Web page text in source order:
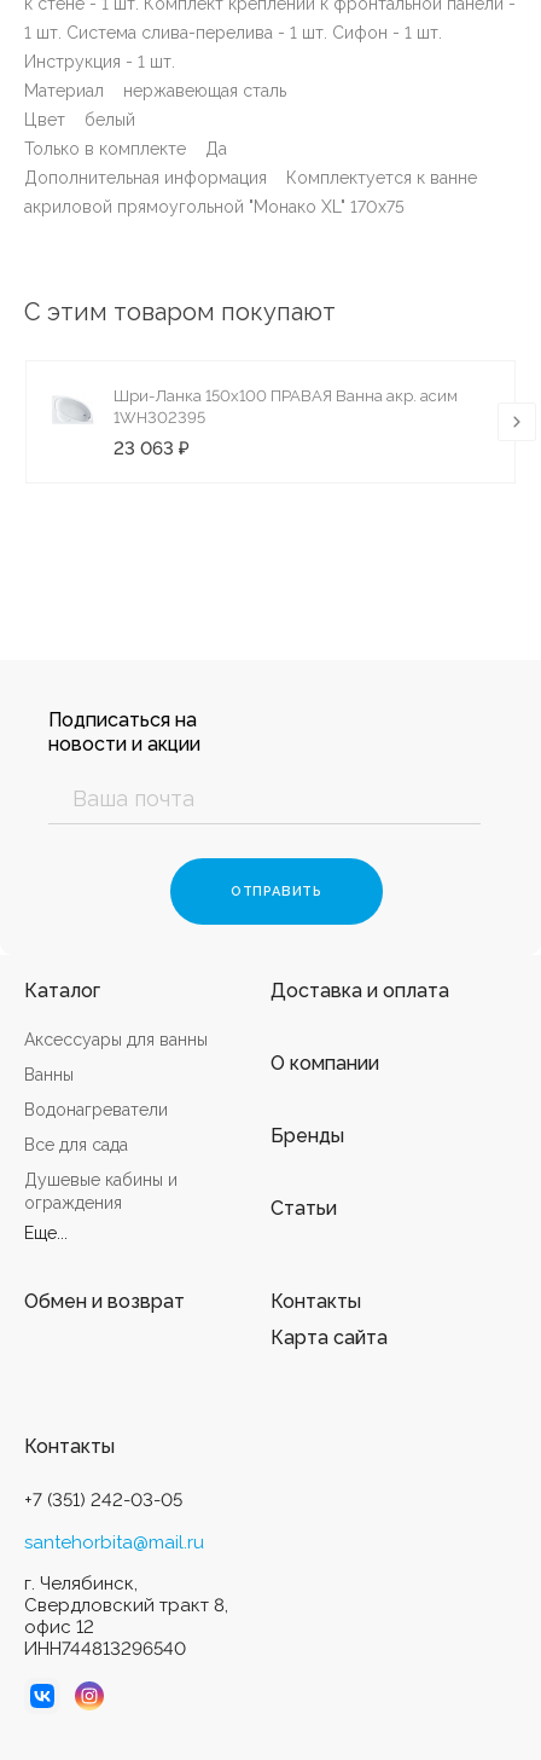
1 шт. Система слива-перелива - 1 шт. Сифон - 1 шт.
Инструкция - 1 шт.
Материал нержавеющая сталь
Цвет белый
Только в комплекте Да
Дополнительная информация Комплектуется к ванне
акриловой прямоугольной "Монако XL" 170х75
С этим товаром покупают
Шри-Ланка 150х100 ПРАВАЯ Ванна акр. асим
1WH302395
23 063 ₽
Подписаться на
новости и акции
Каталог
Аксессуары для ванны
Ванны
Водонагреватели
Все для сада
Душевые кабины и
ограждения
Еще...
Доставка и оплата
О компании
Бренды
Статьи
Обмен и возврат
Контакты
Карта сайта
Контакты
+7 (351) 242-03-05
santehorbita@mail.ru
г. Челябинск,
Свердловский тракт 8,
офис 12
ИНН744813296540